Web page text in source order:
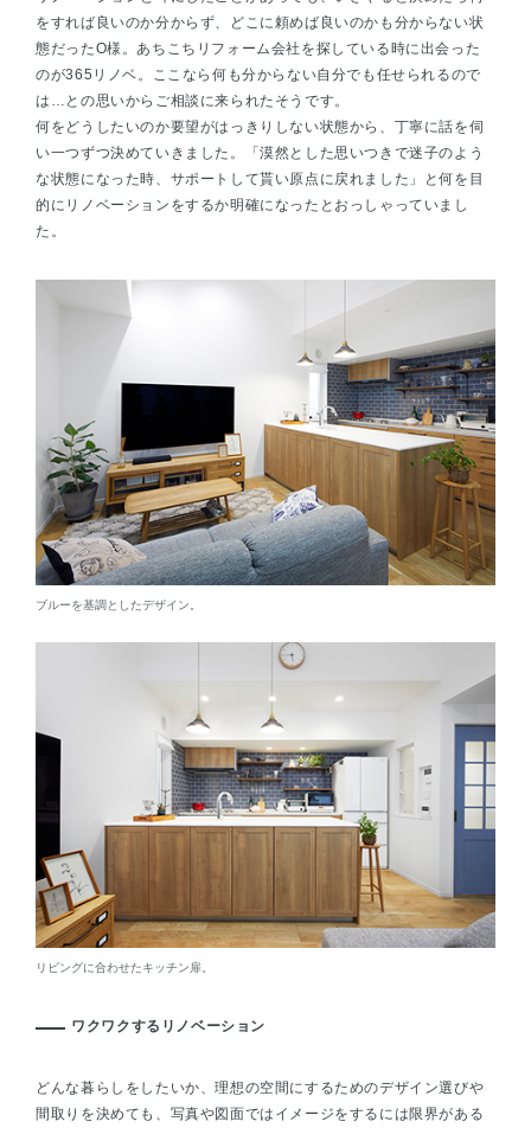
をすれば良いのか分からず、どこに頼めば良いのかも分からない状
態だったO様。あちこちリフォーム会社を探している時に出会った
のが365リノベ。ここなら何も分からない自分でも任せられるので
は…との思いからご相談に来られたそうです。
何をどうしたいのか要望がはっきりしない状態から、丁寧に話を伺
い一つずつ決めていきました。「漠然とした思いつきで迷子のよう
な状態になった時、サポートして貰い原点に戻れました」と何を目
的にリノベーションをするか明確になったとおっしゃっていまし
た。
ブルーを基調としたデザイン。
リビングに合わせたキッチン扉。
ワクワクするリノベーション
どんな暮らしをしたいか、理想の空間にするためのデザイン選びや
間取りを決めても、写真や図面ではイメージをするには限界がある